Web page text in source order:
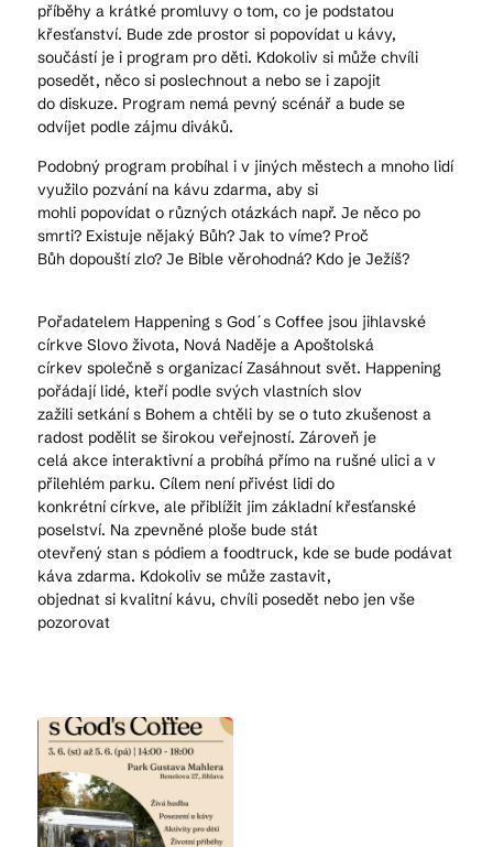
© 2026 Brána Jihlavy
příběhy a krátké promluvy o tom, co je podstatou
křesťanství. Bude zde prostor si popovídat u kávy,
součástí je i program pro děti. Kdokoliv si může chvíli
posedět, něco si poslechnout a nebo se i zapojit
do diskuze. Program nemá pevný scénář a bude se
odvíjet podle zájmu diváků.
Podobný program probíhal i v jiných městech a mnoho lidí
využilo pozvání na kávu zdarma, aby si
mohli popovídat o různých otázkách např. Je něco po
smrti? Existuje nějaký Bůh? Jak to víme? Proč
Bůh dopouští zlo? Je Bible věrohodná? Kdo je Ježíš?
Pořadatelem Happening s God´s Coffee jsou jihlavské
církve Slovo života, Nová Naděje a Apoštolská
církev společně s organizací Zasáhnout svět. Happening
pořádají lidé, kteří podle svých vlastních slov
zažili setkání s Bohem a chtěli by se o tuto zkušenost a
radost podělit se širokou veřejností. Zároveň je
celá akce interaktivní a probíhá přímo na rušné ulici a v
přilehlém parku. Cílem není přivést lidi do
konkrétní církve, ale přiblížit jim základní křesťanské
poselství. Na zpevněné ploše bude stát
otevřený stan s pódiem a foodtruck, kde se bude podávat
káva zdarma. Kdokoliv se může zastavit,
objednat si kvalitní kávu, chvíli posedět nebo jen vše
pozorovat